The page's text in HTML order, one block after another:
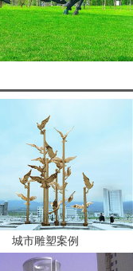
城市雕塑案例